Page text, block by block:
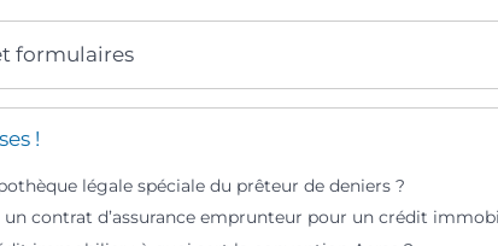
formulaires
!
légale spéciale du prêteur de deniers ?
contrat d’assurance emprunteur pour un crédit